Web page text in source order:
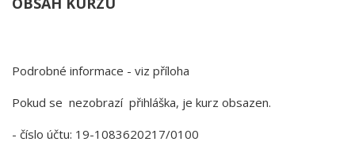
Podrobné informace - viz příloha
Pokud se nezobrazí přihláška, je kurz obsazen.
- číslo účtu: 19-1083620217/0100